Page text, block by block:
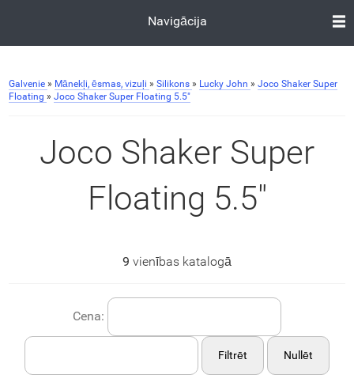
Navigācija
Galvenie » Mānekļi, ēsmas, vizuļi » Silikons » Lucky John » Joco Shaker Super
Floating » Joco Shaker Super Floating 5.5"
Joco Shaker Super
Floating 5.5"
9 vienības katalogā
Cena:
Filtrēt Nullēt